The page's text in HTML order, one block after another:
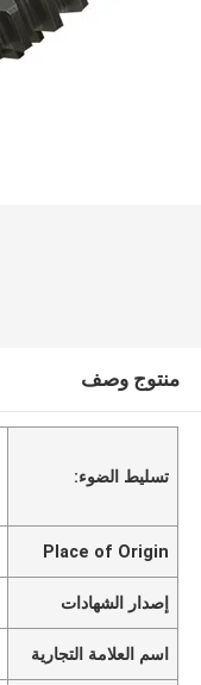
منتوج وصف
تسليط الضوء:
Place of Origin
إصدار الشهادات
اسم العلامة التجارية